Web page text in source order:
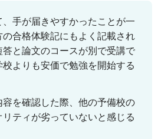
手が届きやすかったことが一
合格体験記にもよく記載され
と論文のコースが別で受講で
よりも安価で勉強を開始する
を確認した際、他の予備校の
ティが劣っていないと感じる